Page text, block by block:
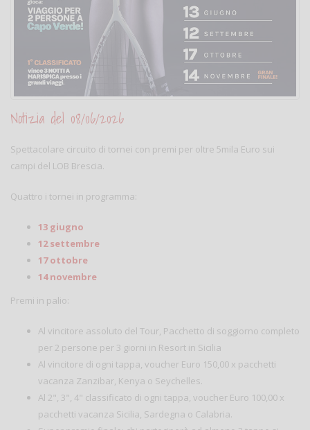
Notizia del 08/06/2026
Spettacolare circuito di tornei con premi per oltre 5mila Euro sui
campi del LOB Brescia.
Quattro i tornei in programma:
13 giugno
12 settembre
17 ottobre
14 novembre
Premi in palio:
Al vincitore assoluto del Tour, Pacchetto di soggiorno completo
per 2 persone per 3 giorni in Resort in Sicilia
Al vincitore di ogni tappa, voucher Euro 150,00 x pacchetti
vacanza Zanzibar, Kenya o Seychelles.
Al 2", 3", 4" classificato di ogni tappa, voucher Euro 100,00 x
pacchetti vacanza Sicilia, Sardegna o Calabria.